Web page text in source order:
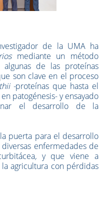
de la UMA ha
mediante un método
algunas de las proteínas
son clave en el proceso
-proteínas que hasta el
patogénesis- y ensayado
el desarrollo de la
puerta para el desarrollo
enfermedades de
, y que viene a
agricultura con pérdidas